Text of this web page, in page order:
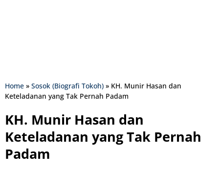
Home » Sosok (Biografi Tokoh) » KH. Munir Hasan dan
Keteladanan yang Tak Pernah Padam
KH. Munir Hasan dan
Keteladanan yang Tak Pernah
Padam